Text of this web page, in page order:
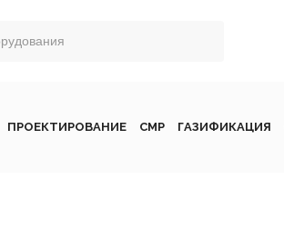
ПРОЕКТИРОВАНИЕ СМР ГАЗИФИКАЦИЯ